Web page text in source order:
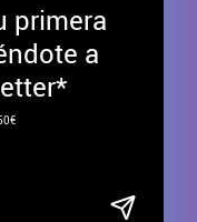
primera
a